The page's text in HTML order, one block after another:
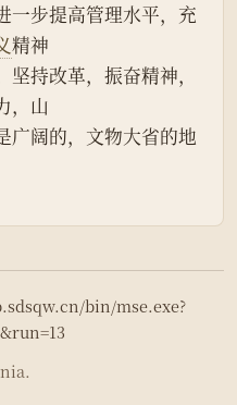
一步提高管理水平，充
精神
持改革，振奋精神，
，山
广阔的，文物大省的地
bin/mse.exe?